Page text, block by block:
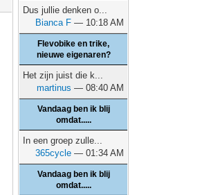
Dus jullie denken o...
Bianca F — 10:18 AM
Flevobike en trike,
nieuwe eigenaren?
Het zijn juist die k...
martinus — 08:40 AM
Vandaag ben ik blij
omdat.....
In een groep zulle...
365cycle — 01:34 AM
Vandaag ben ik blij
omdat.....